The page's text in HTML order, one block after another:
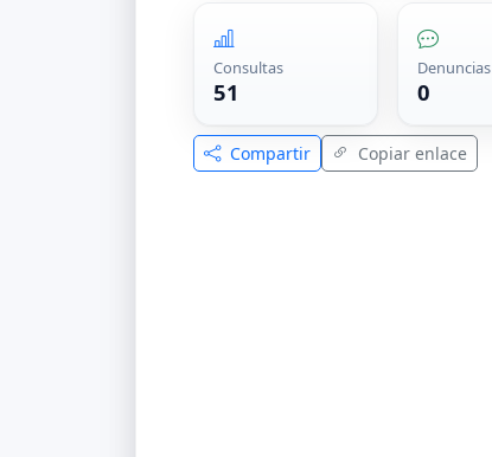
Consultas
51
Denuncias
0
Compartir Copiar enlace